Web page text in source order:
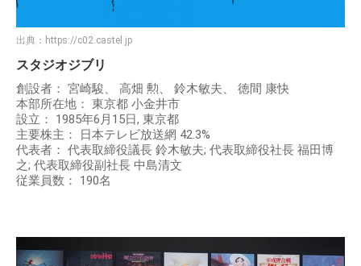
出典： https://c02.castel.jp
スタジオジブリ
創設者： 宮崎駿、 高畑 勲、 鈴木敏夫、 徳間 康快
本部所在地： 東京都 小金井市
設立： 1985年6月15日, 東京都
主要株主： 日本テレビ放送網 42.3%
代表者： 代表取締役議長 鈴木敏夫; 代表取締役社長 福田博
之; 代表取締役副社長 中島清文
従業員数： 190名